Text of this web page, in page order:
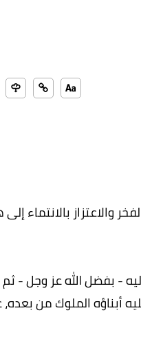
والاعتزاز بالانتماء
- بفضل الله عز وجل -
أبناؤه الملوك من